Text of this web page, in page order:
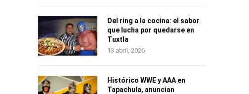
Del ring a la cocina: el sabor
que lucha por quedarse en
Tuxtla
13 abril, 2026
Histórico WWE y AAA en
Tapachula, anuncian